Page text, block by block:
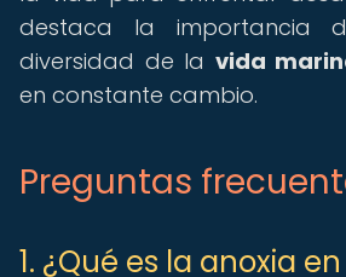
destaca la importancia
diversidad de la vida
en constante cambio.
Preguntas
1. ¿Qué es la anoxia